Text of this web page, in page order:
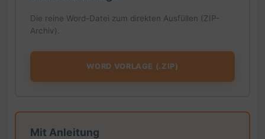
Die reine Word-Datei zum direkten Ausfüllen (ZIP-
Archiv).
WORD VORLAGE (.ZIP)
Mit Anleitung